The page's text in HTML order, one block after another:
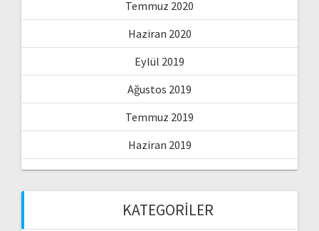
Temmuz 2020
Haziran 2020
Eylül 2019
Ağustos 2019
Temmuz 2019
Haziran 2019
KATEGORILER